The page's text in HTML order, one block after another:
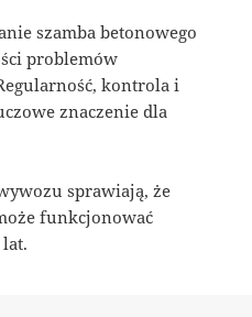
szamba betonowego
problemów
kontrola i
znaczenie dla
sprawiają, że
funkcjonować